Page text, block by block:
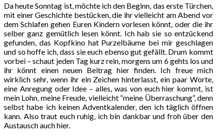
Da heute Sonntag ist, möchte ich den Beginn, das erste Türchen,
mit einer Geschichte bestücken, die ihr vielleicht am Abend vor
dem Schlafen gehen Euren Kindern vorlesen könnt, oder die ihr
selber ganz gemütlich lesen könnt. Ich hab sie so entzückend
gefunden, das Kopfkino hat Purzelbäume bei mir geschlagen
und so hoffe ich, dass sie euch ebenso gut gefällt. Drum kommt
vorbei – schaut jeden Tag kurz rein, morgens um 6 gehts los und
ihr könnt einen neuen Beitrag hier finden. Ich freue mich
wirklich sehr, wenn ihr ein Zeichen hinterlasst, ein paar Worte,
eine Anregung oder Idee – alles, was von euch hier kommt, ist
mein Lohn, meine Freude, vielleicht “meine Überraschung”, denn
selbst habe ich keinen Adventkalender, den ich täglich öffnen
kann. Also traut euch ruhig, ich bin dankbar und froh über den
Austausch auch hier.